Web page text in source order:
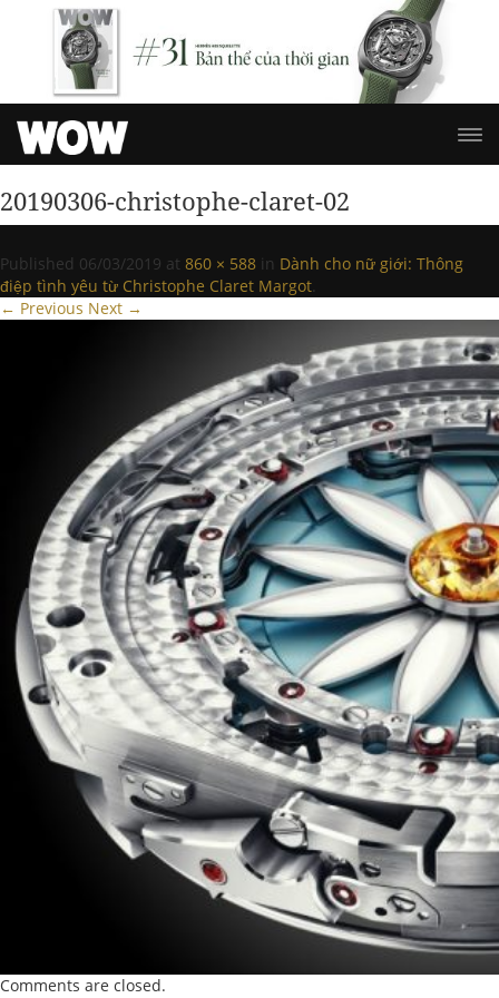
20190306-christophe-claret-02
Published 06/03/2019 at 860 × 588 in Dành cho nữ giới: Thông
điệp tình yêu từ Christophe Claret Margot.
← Previous Next →
Comments are closed.